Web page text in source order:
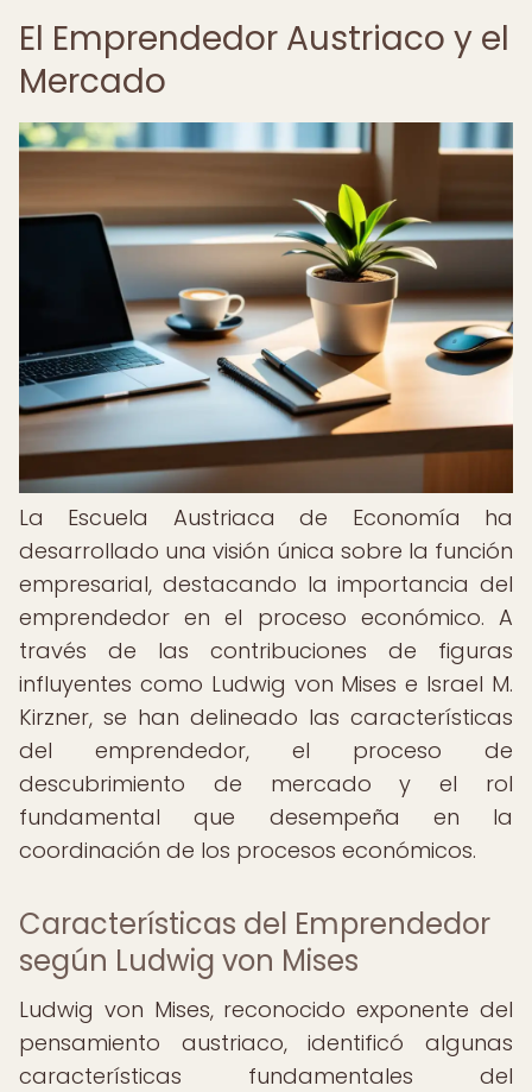
El Emprendedor Austriaco y el
Mercado
La Escuela Austriaca de Economía ha
desarrollado una visión única sobre la función
empresarial, destacando la importancia del
emprendedor en el proceso económico. A
través de las contribuciones de figuras
influyentes como Ludwig von Mises e Israel M.
Kirzner, se han delineado las características
del emprendedor, el proceso de
descubrimiento de mercado y el rol
fundamental que desempeña en la
coordinación de los procesos económicos.
Características del Emprendedor
según Ludwig von Mises
Ludwig von Mises, reconocido exponente del
pensamiento austriaco, identificó algunas
características fundamentales del